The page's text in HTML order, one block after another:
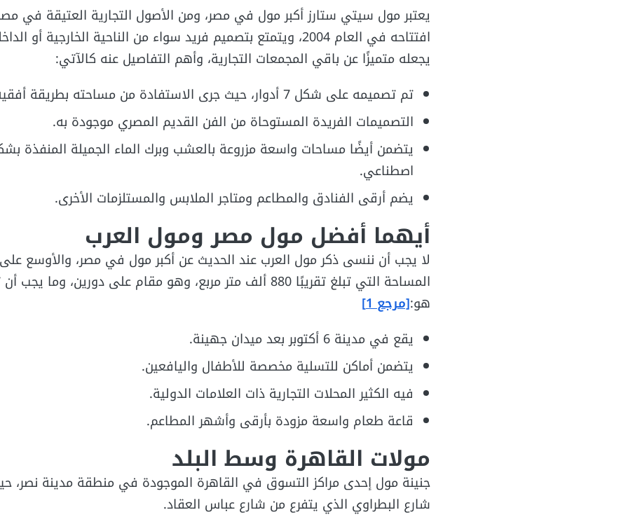
يعتبر مول سيتي ستارز أكبر مول في مصر، ومن الأصول التجارية العتيقة في
افتتاحه في العام 2004، ويتمتع بتصميم فريد سواء من الناحية الخارجية أو
يجعله متميزًا عن باقي المجمعات التجارية، وأهم التفاصيل عنه كالآتي:
تم تصميمه على شكل 7 أدوار، حيث جرى الاستفادة من مساحته بطريقة أفقية.
التصميمات الفريدة المستوحاة من الفن القديم المصري موجودة به.
يتضمن أيضًا مساحات واسعة مزروعة بالعشب وبرك الماء الجميلة المنفذة
اصطناعي.
يضم أرقى الفنادق والمطاعم ومتاجر الملابس والمستلزمات الأخرى.
أيهما أفضل مول مصر ومول العرب
لا يجب أن ننسى ذكر مول العرب عند الحديث عن أكبر مول في مصر، والأوسع
المساحة التي تبلغ تقريبًا 880 ألف متر مربع، وهو مقام على دورين، وما
هو:[مرجع 1]
يقع في مدينة 6 أكتوبر بعد ميدان جهينة.
يتضمن أماكن للتسلية مخصصة للأطفال واليافعين.
فيه الكثير المحلات التجارية ذات العلامات الدولية.
قاعة طعام واسعة مزودة بأرقى وأشهر المطاعم.
مولات القاهرة وسط البلد
جنينة مول إحدى مراكز التسوق في القاهرة الموجودة في منطقة مدينة نصر،
شارع البطراوي الذي يتفرع من شارع عباس العقاد.